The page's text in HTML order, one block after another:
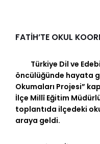
FATİH’TE OKUL
Türkiye Dil ve
öncülüğünde hayata
Okumaları Projesi”
İlçe Millî Eğitim
toplantıda ilçedeki
araya geldi.